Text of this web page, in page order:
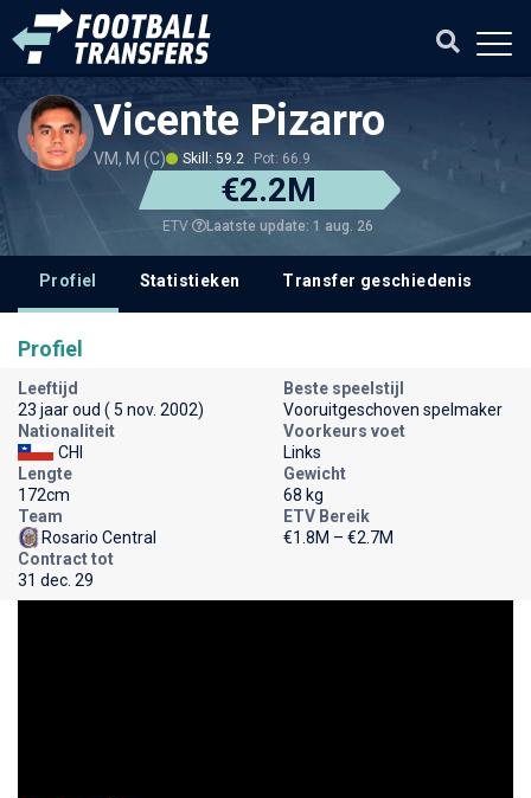
Vicente Pizarro
VM, M (C) Skill: 59.2 Pot: 66.9
€2.2M
ETV Laatste update: 1 aug. 26
Profiel Statistieken Transfer geschiedenis
Profiel
Leeftijd
23 jaar oud ( 5 nov. 2002)
Beste speelstijl
Vooruitgeschoven spelmaker
Nationaliteit
CHI
Voorkeurs voet
Links
Lengte
172cm
Gewicht
68 kg
Team
Rosario Central
ETV Bereik
€1.8M – €2.7M
Contract tot
31 dec. 29